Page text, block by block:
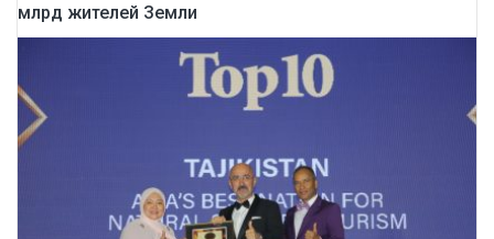
млрд жителей Земли